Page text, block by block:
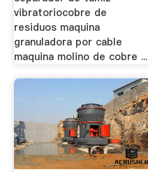
vibratoriocobre de
residuos maquina
granuladora por cable
maquina molino de cobre ...